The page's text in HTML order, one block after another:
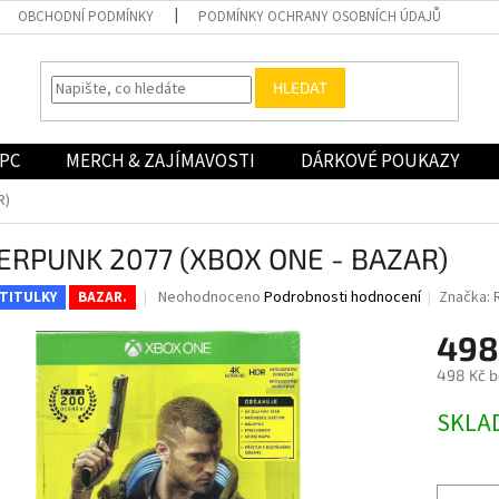
OBCHODNÍ PODMÍNKY PODMÍNKY OCHRANY OSOBNÍCH ÚDAJŮ
HLEDAT
PC MERCH & ZAJÍMAVOSTI DÁRKOVÉ POUKAZY
2077 (XBOX ONE - BAZAR)
BAZAR.
Průměrné
produktu
je
z
5
hvězdiček.
Neohodnoceno Podrobnosti hodnocení Značka:
498 Kč
cena: